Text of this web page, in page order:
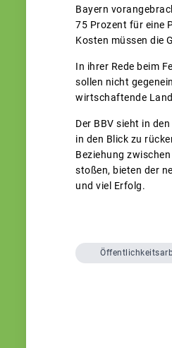
Bayern
75 Prozent für eine
Kosten müssen die
In ihrer Rede beim
sollen nicht
wirtschaftende
Der BBV sieht in
in den Blick zu
Beziehung
stoßen, bieten der
und viel Erfolg.